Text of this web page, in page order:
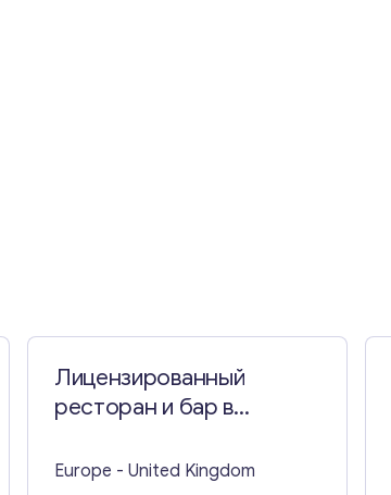
Лицензированный
ресторан и бар в
Europe - United Kingdom